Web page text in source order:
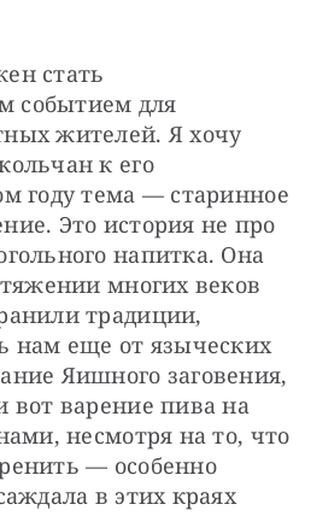
стать
событием для
жителей. Я хочу
к его
году тема — старинное
Это история не про
напитка. Она
многих веков
традиции,
нам еще от языческих
Яишного заговения,
вот варение пива на
несмотря на то, что
— особенно
в этих краях